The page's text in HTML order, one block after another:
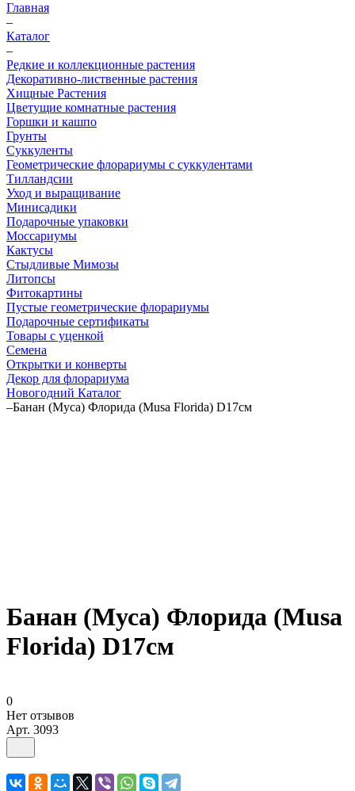
Главная
–
Каталог
–
Редкие и коллекционные растения
Декоративно-лиственные растения
Хищные Растения
Цветущие комнатные растения
Горшки и кашпо
Грунты
Суккуленты
Геометрические флорариумы с суккулентами
Тилландсии
Уход и выращивание
Минисадики
Подарочные упаковки
Моссариумы
Кактусы
Стыдливые Мимозы
Литопсы
Фитокартины
Пустые геометрические флорариумы
Подарочные сертификаты
Товары с уценкой
Семена
Открытки и конверты
Декор для флорариума
Новогодний Каталог
–Банан (Муса) Флорида (Musa Florida) D17см
Банан (Муса) Флорида (Musa
Florida) D17см
0
Нет отзывов
Арт. 3093